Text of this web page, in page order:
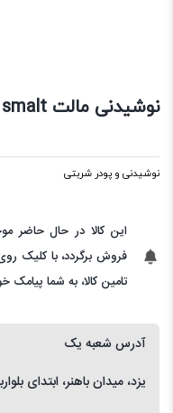
نوشیدنی مالت Bavaria smalt
نوشیدنی و پودر شربتی
این کالا در حال حاضر
فروش برگردد، با کلیک
تامین کالا، به شما پیامک
آدرس شعبه یک
یزد، میدان باهنر، ابتدای